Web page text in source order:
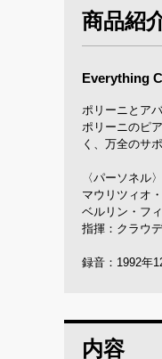
商品紹
Everything
ポリーニとア
ポリーニのピ
く、万全のサ
〈パーソネル〉
マウリツィオ
ベルリン・フ
指揮：クラウ
録音：1992年
内容